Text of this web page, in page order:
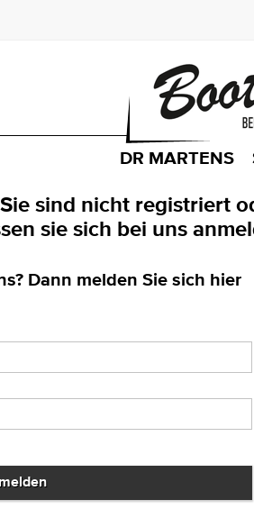
DR MARTENS
sind nicht registriert
sie sich bei uns
Dann melden Sie sich hier